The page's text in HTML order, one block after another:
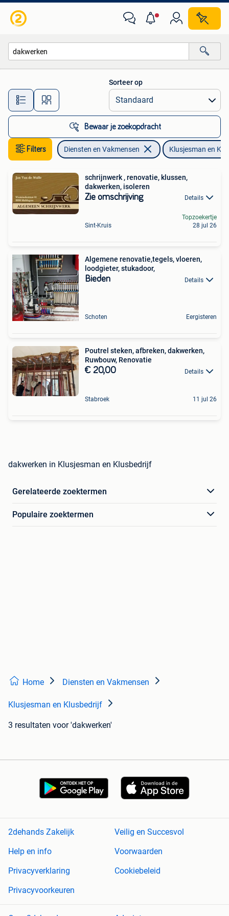
Alle afstanden…
Sorteer op
Bewaar je zoekopdracht
Filters Diensten en Vakmensen Klusjesman en
schrijnwerk , renovatie, klussen,
dakwerken, isoleren
Zie omschrijving Details
Sint-Kruis
Topzoekertje
28 jul 26
Algemene renovatie,tegels, vloeren,
loodgieter, stukadoor,
Bieden Details
Schoten Eergisteren
Poutrel steken, afbreken, dakwerken,
Ruwbouw, Renovatie
€ 20,00 Details
Stabroek 11 jul 26
dakwerken in Klusjesman en Klusbedrijf
Gerelateerde zoektermen
Populaire zoektermen
Home Diensten en Vakmensen
Klusjesman en Klusbedrijf
3 resultaten voor 'dakwerken'
2dehands Zakelijk
Veilig en Succesvol
Help en info
Voorwaarden
Privacyverklaring
Cookiebeleid
Privacyvoorkeuren